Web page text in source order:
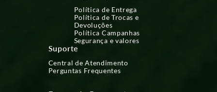
Política de Entrega
Política de Trocas e
Devoluções
Política Campanhas
Segurança e valores
Suporte
Central de Atendimento
Perguntas Frequentes